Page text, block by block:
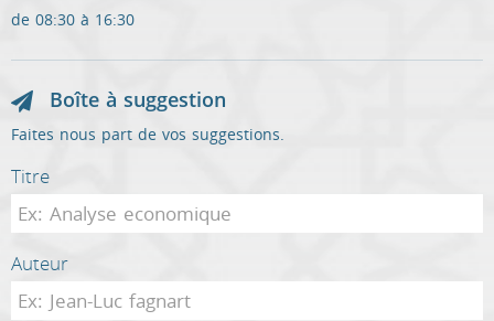
de 08:30 à 16:30
Boîte à suggestion
Faites nous part de vos suggestions.
Titre
Auteur